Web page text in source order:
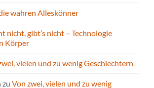
wahren Alleskönner
nicht, gibt’s nicht – Technologie
Körper
vielen und zu wenig Geschlechtern
zuVon zwei, vielen und zu wenig